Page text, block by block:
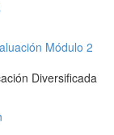
Módulo 2
Diversificada